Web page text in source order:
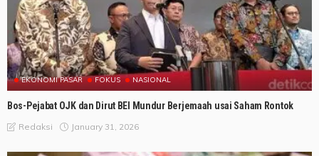
EKONOMI PASAR FOKUS NASIONAL
Bos-Pejabat OJK dan Dirut BEI Mundur Berjemaah usai Saham Rontok
Redaksi January 31, 2026